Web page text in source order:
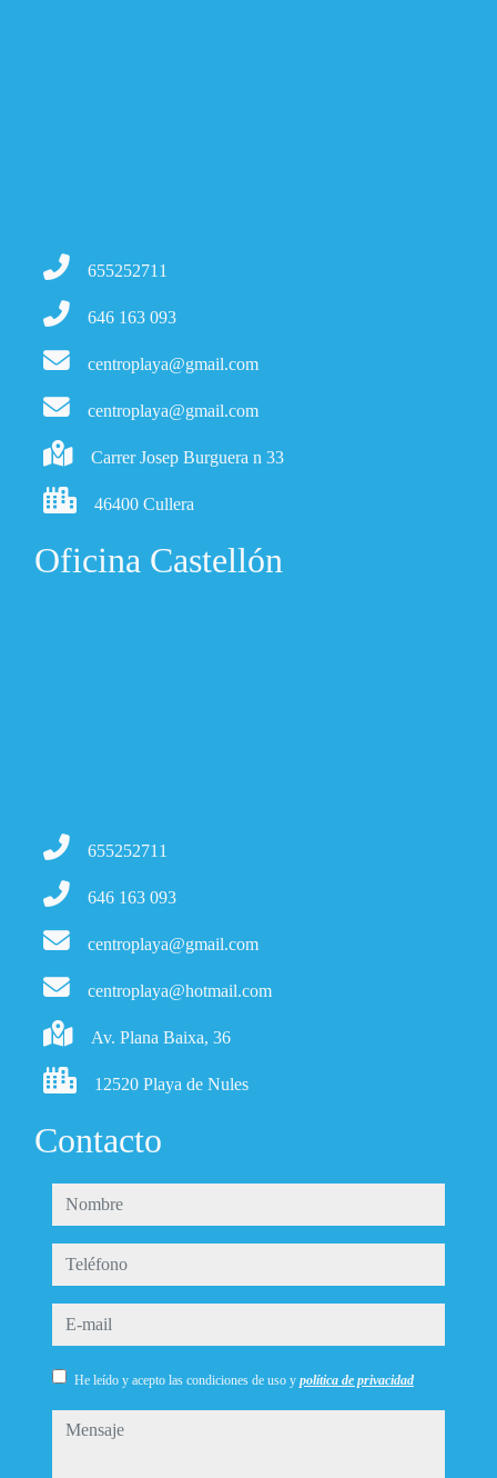
655252711
646 163 093
centroplaya@gmail.com
centroplaya@gmail.com
Carrer Josep Burguera n 33
46400 Cullera
Oficina Castellón
655252711
646 163 093
centroplaya@gmail.com
centroplaya@hotmail.com
Av. Plana Baixa, 36
12520 Playa de Nules
Contacto
nombre
teléfono
e-mail
He leído y acepto las condiciones de uso y política de privacidad
mensaje